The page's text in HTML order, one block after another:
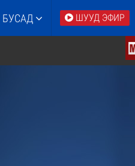
БУСАД ШУУД ЭФИР